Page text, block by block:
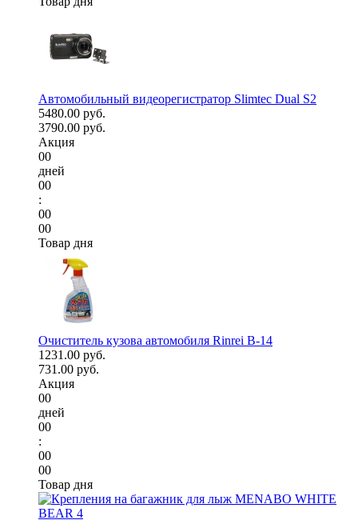
Автомобильный видеорегистратор Slimtec Dual S2
5480.00 руб.
3790.00 руб.
Акция
00
дней
00
:
00
00
Товар дня
Очиститель кузова автомобиля Rinrei B-14
1231.00 руб.
731.00 руб.
Акция
00
дней
00
:
00
00
Товар дня